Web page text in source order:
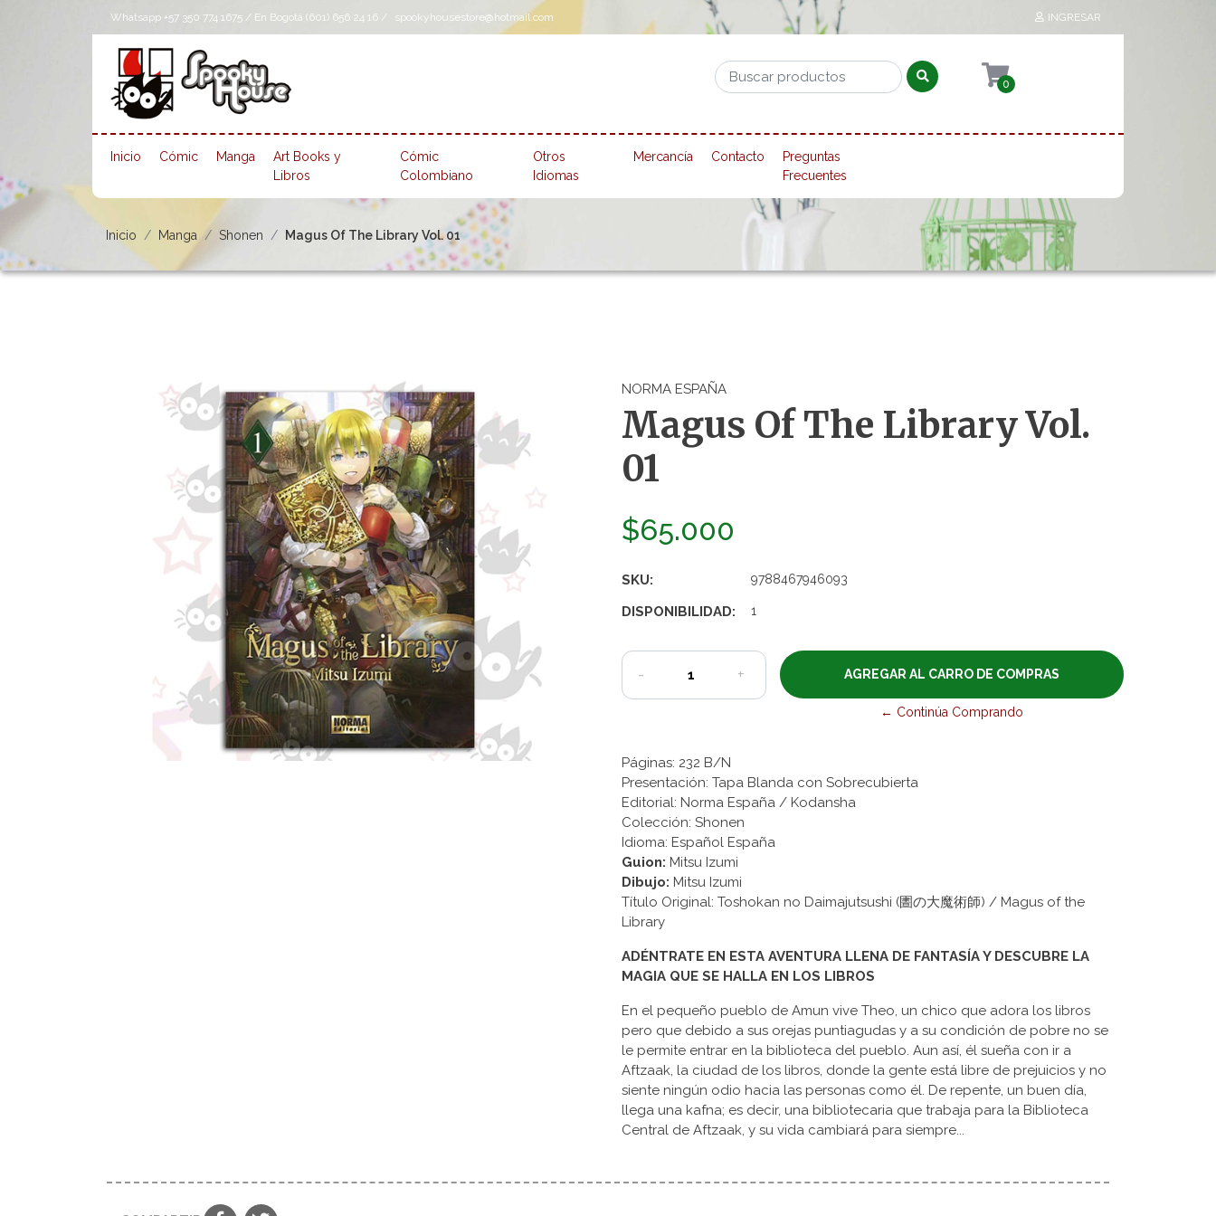
Whatsapp +57 350 774 1675 / En Bogotá (601) 656 24 16 / spookyhousestore@hotmail.com INGRESAR
0
Inicio Cómic Manga
Art Books y
Libros
Cómic
Colombiano
Otros
Idiomas
Mercancía Contacto
Preguntas
Frecuentes
Inicio Manga Shonen Magus Of The Library Vol. 01
NORMA ESPAÑA
Magus Of The Library Vol.
01
$65.000
SKU: 9788467946093
DISPONIBILIDAD: 1
- +
← Continúa Comprando
Páginas: 232 B/N
Presentación: Tapa Blanda con Sobrecubierta
Editorial: Norma España / Kodansha
Colección: Shonen
Idioma: Español España
Guion: Mitsu Izumi
Dibujo: Mitsu Izumi
Título Original: Toshokan no Daimajutsushi (圕の大魔術師) / Magus of the
Library
ADÉNTRATE EN ESTA AVENTURA LLENA DE FANTASÍA Y DESCUBRE LA
MAGIA QUE SE HALLA EN LOS LIBROS
En el pequeño pueblo de Amun vive Theo, un chico que adora los libros
pero que debido a sus orejas puntiagudas y a su condición de pobre no se
le permite entrar en la biblioteca del pueblo. Aun así, él sueña con ir a
Aftzaak, la ciudad de los libros, donde la gente está libre de prejuicios y no
siente ningún odio hacia las personas como él. De repente, un buen día,
llega una kafna; es decir, una bibliotecaria que trabaja para la Biblioteca
Central de Aftzaak, y su vida cambiará para siempre...